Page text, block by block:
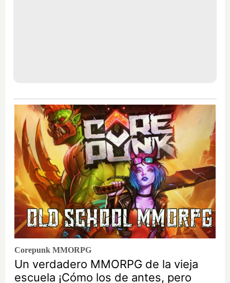
Corepunk MMORPG
Un verdadero MMORPG de la vieja
escuela ¡Cómo los de antes, pero